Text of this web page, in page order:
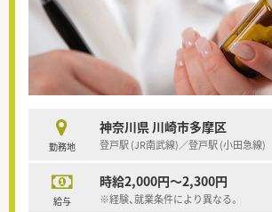
勤務地
神奈川県 川崎市多摩区
登戸駅 (JR南武線)／登戸駅 (小田急線)
給与
時給2,000円～2,300円
※経験、就業条件により異なる。